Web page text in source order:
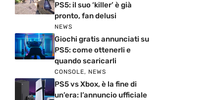
PS5: il suo ‘killer’ è già
pronto, fan delusi
NEWS
Giochi gratis annunciati su
PS5: come ottenerli e
quando scaricarli
CONSOLE, NEWS
PS5 vs Xbox, è la fine di
un’era: l’annuncio ufficiale